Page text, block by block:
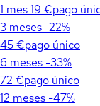
1 mes19 €pago
3 meses -22%
45 €pago único
6 meses -33%
72 €pago único
12 meses -47%